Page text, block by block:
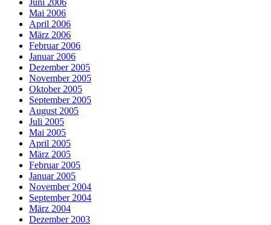
Juni 2006
Mai 2006
April 2006
März 2006
Februar 2006
Januar 2006
Dezember 2005
November 2005
Oktober 2005
September 2005
August 2005
Juli 2005
Mai 2005
April 2005
März 2005
Februar 2005
Januar 2005
November 2004
September 2004
März 2004
Dezember 2003